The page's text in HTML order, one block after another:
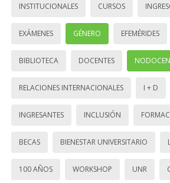
INSTITUCIONALES CURSOS
EXÁMENES GÉNERO EFEMÉRIDES
BIBLIOTECA DOCENTES
RELACIONES INTERNACIONALES I + D
INGRESANTES INCLUSIÓN
BECAS BIENESTAR UNIVERSITARIO
100 AÑOS WORKSHOP UNR